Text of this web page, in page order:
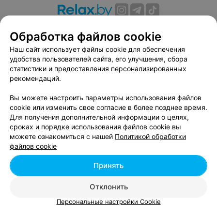
Вакансии
Публичный договор
Способы оплаты
Публичный договор по использованию сервиса
«Афиша»
Пользовательское соглашение
Связаться по вопросам сотрудничества
Написать руководителю relax.by
Персональные настройки cookie
Обработка персональных данных
| 220012, Республика Беларусь, г. Минск,
улица Толбухина, 2, пом. 16 | info@relax.by
Обработка файлов cookie
Наш сайт использует файлы cookie для обеспечения
удобства пользователей сайта, его улучшения, сбора
статистики и предоставления персонализированных
рекомендаций.
Вы можете настроить параметры использования файлов
cookie или изменить свое согласие в более позднее время.
Для получения дополнительной информации о целях,
сроках и порядке использования файлов cookie вы
можете ознакомиться с нашей Политикой обработки
файлов cookie
Отклонить
Принять
Персональные настройки Cookie